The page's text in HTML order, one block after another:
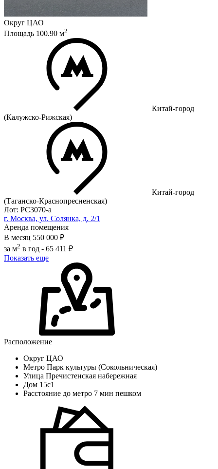
Округ ЦАО
Площадь 100.90 м2
Китай-город
(Калужско-Рижская)
Китай-город
(Таганско-Краснопресненская)
Лот: РС3070-a
г. Москва, ул. Солянка, д. 2/1
Аренда помещения
В месяц 550 000 ₽
за м2 в год - 65 411 ₽
Показать еще
Расположение
Округ ЦАО
Метро Парк культуры (Сокольническая)
Улица Пречистенская набережная
Дом 15с1
Расстояние до метро 7 мин пешком